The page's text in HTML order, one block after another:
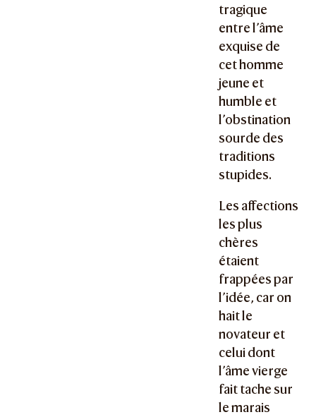
tragique
entre l’âme
exquise de
cet homme
jeune et
humble et
l’obstination
sourde des
traditions
stupides.
Les affections
les plus
chères
étaient
frappées par
l’idée, car on
hait le
novateur et
celui dont
l’âme vierge
fait tache sur
le marais